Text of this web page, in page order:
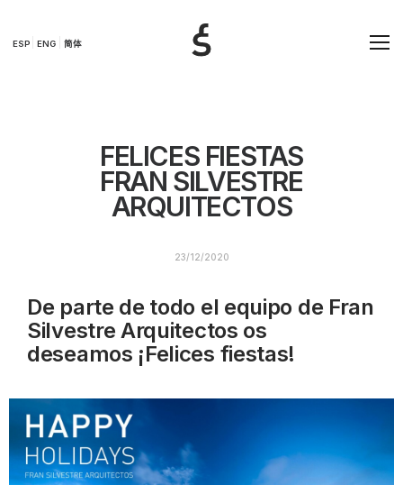
ESP ENG 简体
FELICES FIESTAS
FRAN SILVESTRE
ARQUITECTOS
23/12/2020
De parte de todo el equipo de Fran
Silvestre Arquitectos os
deseamos ¡Felices fiestas!